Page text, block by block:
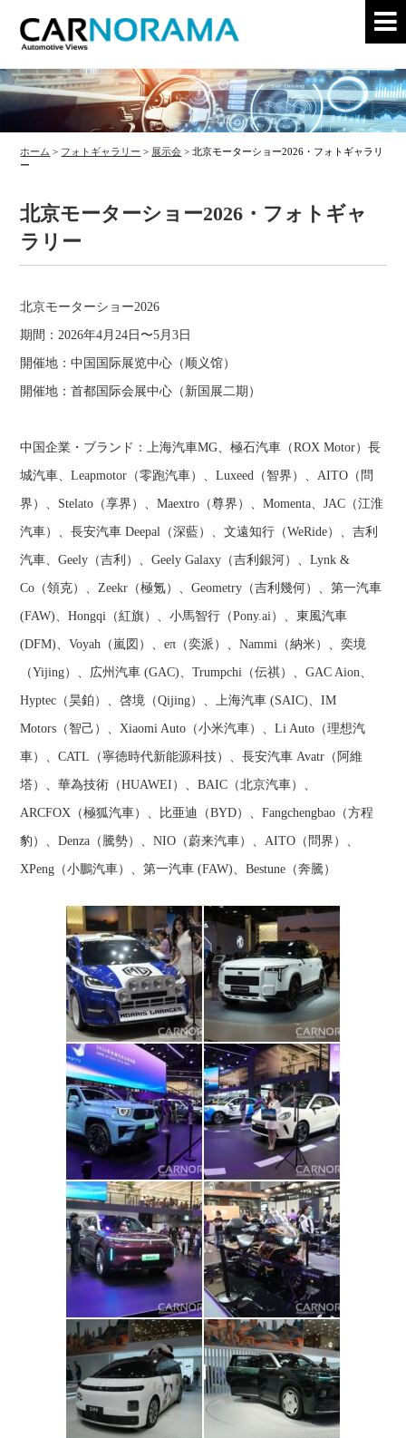
ホーム > フォトギャラリー > 展示会 >北京モーターショー2026・フォトギャラリ
ー
北京モーターショー2026・フォトギャ
ラリー
北京モーターショー2026
期間：2026年4月24日〜5月3日
開催地：中国国际展览中心（顺义馆）
開催地：首都国际会展中心（新国展二期）
中国企業・ブランド：上海汽車MG、極石汽車（ROX Motor）長
城汽車、Leapmotor（零跑汽車）、Luxeed（智界）、AITO（問
界）、Stelato（享界）、Maextro（尊界）、Momenta、JAC（江淮
汽車）、長安汽車 Deepal（深藍）、文遠知行（WeRide）、吉利
汽車、Geely（吉利）、Geely Galaxy（吉利銀河）、Lynk &
Co（領克）、Zeekr（極氪）、Geometry（吉利幾何）、第一汽車
(FAW)、Hongqi（紅旗）、小馬智行（Pony.ai）、東風汽車
(DFM)、Voyah（嵐図）、eπ（奕派）、Nammi（納米）、奕境
（Yijing）、広州汽車 (GAC)、Trumpchi（伝祺）、GAC Aion、
Hyptec（昊鉑）、啓境（Qijing）、上海汽車 (SAIC)、IM
Motors（智己）、Xiaomi Auto（小米汽車）、Li Auto（理想汽
車）、CATL（寧徳時代新能源科技）、長安汽車 Avatr（阿維
塔）、華為技術（HUAWEI）、BAIC（北京汽車）、
ARCFOX（極狐汽車）、比亜迪（BYD）、Fangchengbao（方程
豹）、Denza（騰勢）、NIO（蔚来汽車）、AITO（問界）、
XPeng（小鵬汽車）、第一汽車 (FAW)、Bestune（奔騰）